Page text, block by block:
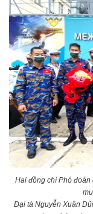
Hai đồng chí Phó
Đại tá Nguyễn Xuân